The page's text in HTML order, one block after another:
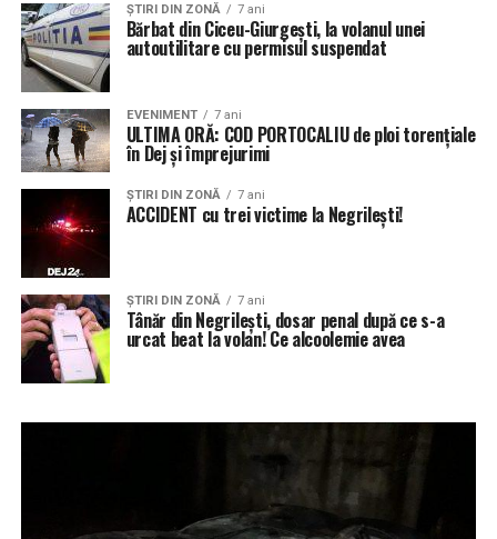
ŞTIRI DIN ZONĂ 7 ani
Bărbat din Ciceu-Giurgești, la volanul unei
autoutilitare cu permisul suspendat
EVENIMENT 7 ani
ULTIMA ORĂ: COD PORTOCALIU de ploi torențiale
în Dej și împrejurimi
ŞTIRI DIN ZONĂ 7 ani
ACCIDENT cu trei victime la Negrilești!
ŞTIRI DIN ZONĂ 7 ani
Tânăr din Negrilești, dosar penal după ce s-a
urcat beat la volan! Ce alcoolemie avea